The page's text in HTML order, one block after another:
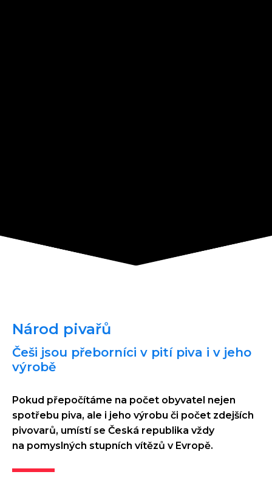
Národ pivařů
Češi jsou přeborníci v pití piva i v jeho
výrobě
Pokud přepočítáme na počet obyvatel nejen
spotřebu piva, ale i jeho výrobu či počet zdejších
pivovarů, umístí se Česká republika vždy
na pomyslných stupních vítězů v Evropě.